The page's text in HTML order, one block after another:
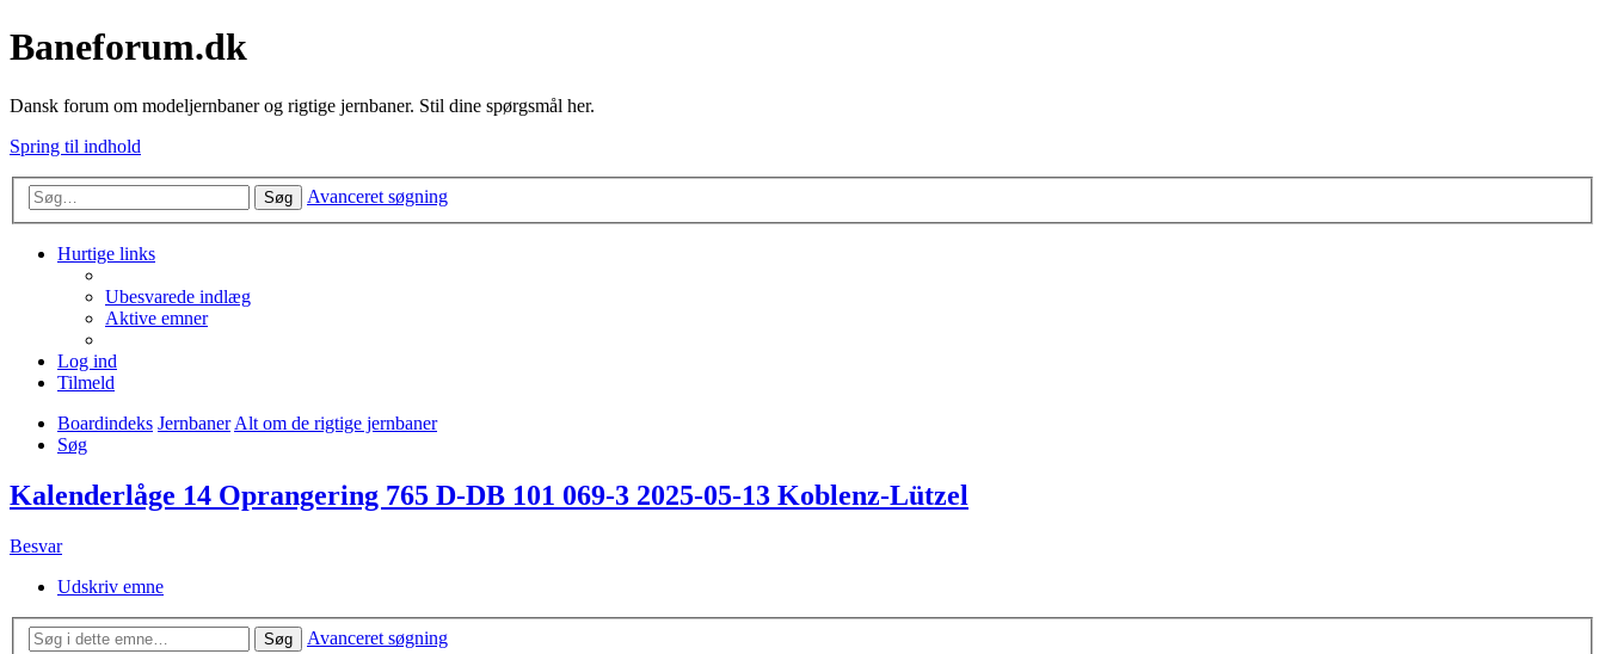
Baneforum.dk
Dansk forum om modeljernbaner og rigtige jernbaner. Stil dine spørgsmål her.
Spring til indhold
Søg Avanceret søgning
Hurtige links
Ubesvarede indlæg
Aktive emner
Log ind
Tilmeld
Boardindeks JernbanerAlt om de rigtige jernbaner
Søg
Kalenderlåge 14 Oprangering 765 D-DB 101 069-3 2025-05-13 Koblenz-Lützel
Besvar
Udskriv emne
Søg
Avanceret søgning